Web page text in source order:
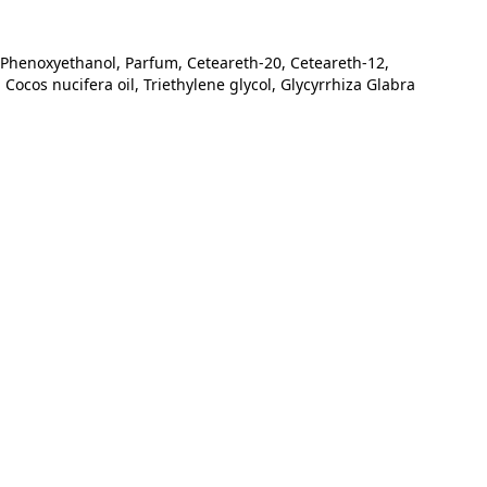
Parfum, Ceteareth-20, Ceteareth-12,
nucifera oil, Triethylene glycol, Glycyrrhiza Glabra